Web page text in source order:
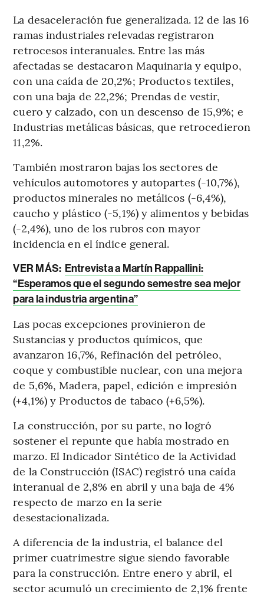
La desaceleración fue generalizada. 12 de las 16
ramas industriales relevadas registraron
retrocesos interanuales. Entre las más
afectadas se destacaron Maquinaria y equipo,
con una caída de 20,2%; Productos textiles,
con una baja de 22,2%; Prendas de vestir,
cuero y calzado, con un descenso de 15,9%; e
Industrias metálicas básicas, que retrocedieron
11,2%.
También mostraron bajas los sectores de
vehículos automotores y autopartes (-10,7%),
productos minerales no metálicos (-6,4%),
caucho y plástico (-5,1%) y alimentos y bebidas
(-2,4%), uno de los rubros con mayor
incidencia en el índice general.
VER MÁS: Entrevista a Martín Rappallini:
“Esperamos que el segundo semestre sea mejor
para la industria argentina”
Las pocas excepciones provinieron de
Sustancias y productos químicos, que
avanzaron 16,7%, Refinación del petróleo,
coque y combustible nuclear, con una mejora
de 5,6%, Madera, papel, edición e impresión
(+4,1%) y Productos de tabaco (+6,5%).
La construcción, por su parte, no logró
sostener el repunte que había mostrado en
marzo. El Indicador Sintético de la Actividad
de la Construcción (ISAC) registró una caída
interanual de 2,8% en abril y una baja de 4%
respecto de marzo en la serie
desestacionalizada.
A diferencia de la industria, el balance del
primer cuatrimestre sigue siendo favorable
para la construcción. Entre enero y abril, el
sector acumuló un crecimiento de 2,1% frente